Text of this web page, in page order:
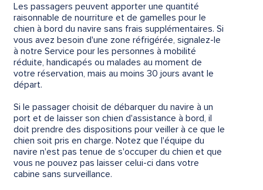
Les passagers peuvent apporter une quantité
raisonnable de nourriture et de gamelles pour le
chien à bord du navire sans frais supplémentaires. Si
vous avez besoin d'une zone réfrigérée, signalez-le
à notre Service pour les personnes à mobilité
réduite, handicapés ou malades au moment de
votre réservation, mais au moins 30 jours avant le
départ.
Si le passager choisit de débarquer du navire à un
port et de laisser son chien d'assistance à bord, il
doit prendre des dispositions pour veiller à ce que le
chien soit pris en charge. Notez que l'équipe du
navire n'est pas tenue de s'occuper du chien et que
vous ne pouvez pas laisser celui-ci dans votre
cabine sans surveillance.